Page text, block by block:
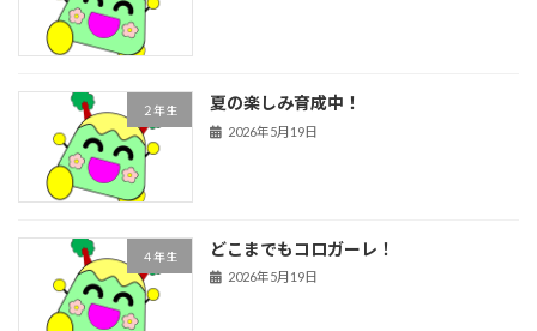
２年生 夏の楽しみ育成中！
2026年5月19日
４年生 どこまでもコロガーレ！
2026年5月19日